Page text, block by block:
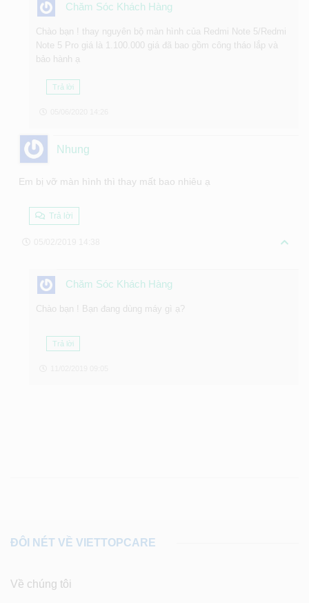
Chăm Sóc Khách Hàng
Chào bạn ! thay nguyên bộ màn hình của Redmi Note 5/Redmi
Note 5 Pro giá là 1.100.000 giá đã bao gồm công tháo lắp và
bảo hành ạ
Trả lời
Nhung
Em bị vỡ màn hình thì thay mất bao nhiêu ạ
Trả lời
Chăm Sóc Khách Hàng
Chào bạn ! Bạn đang dùng máy gì ạ?
Trả lời
ĐÔI NÉT VỀ VIETTOPCARE
Về chúng tôi